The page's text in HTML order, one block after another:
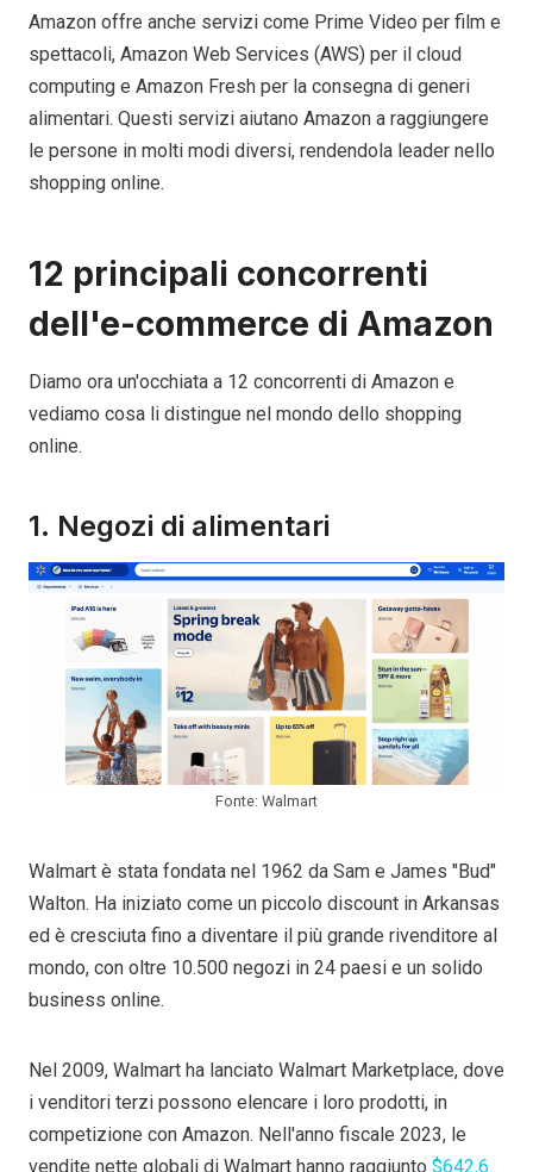
Amazon offre anche servizi come Prime Video per film e
spettacoli, Amazon Web Services (AWS) per il cloud
computing e Amazon Fresh per la consegna di generi
alimentari. Questi servizi aiutano Amazon a raggiungere
le persone in molti modi diversi, rendendola leader nello
shopping online.
12 principali concorrenti
dell'e-commerce di Amazon
Diamo ora un'occhiata a 12 concorrenti di Amazon e
vediamo cosa li distingue nel mondo dello shopping
online.
1. Negozi di alimentari
Fonte: Walmart
Walmart è stata fondata nel 1962 da Sam e James "Bud"
Walton. Ha iniziato come un piccolo discount in Arkansas
ed è cresciuta fino a diventare il più grande rivenditore al
mondo, con oltre 10.500 negozi in 24 paesi e un solido
business online.
Nel 2009, Walmart ha lanciato Walmart Marketplace, dove
i venditori terzi possono elencare i loro prodotti, in
competizione con Amazon. Nell'anno fiscale 2023, le
vendite nette globali di Walmart hanno raggiunto $642,6